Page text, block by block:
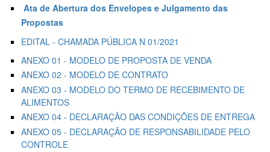
Ata de Abertura dos Envelopes e Julgamento das
Propostas
EDITAL - CHAMADA PÚBLICA N 01/2021
ANEXO 01 - MODELO DE PROPOSTA DE VENDA
ANEXO 02 - MODELO DE CONTRATO
ANEXO 03 - MODELO DO TERMO DE RECEBIMENTO DE
ALIMENTOS
ANEXO 04 - DECLARAÇÃO DAS CONDIÇÕES DE ENTREGA
ANEXO 05 - DECLARAÇÃO DE RESPONSABILIDADE PELO
CONTROLE